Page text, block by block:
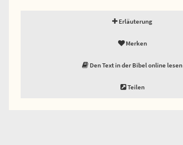
Erläuterung
Merken
Den Text in der Bibel online lesen
Teilen